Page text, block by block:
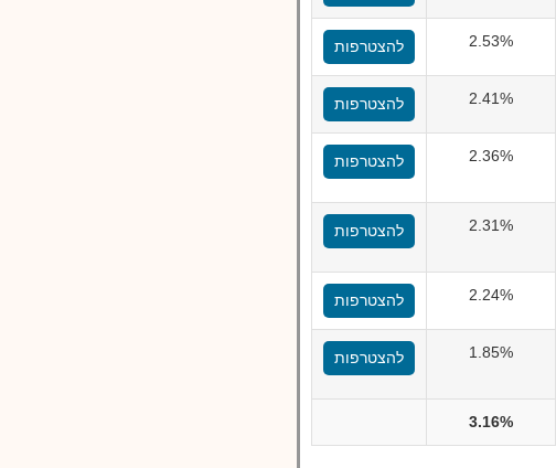
2.53% להצטרפות
2.41% להצטרפות
2.36% להצטרפות
2.31% להצטרפות
2.24% להצטרפות
1.85% להצטרפות
3.16%